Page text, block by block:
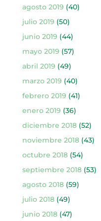
agosto 2019 (40)
julio 2019 (50)
junio 2019 (44)
mayo 2019 (57)
abril 2019 (49)
marzo 2019 (40)
febrero 2019 (41)
enero 2019 (36)
diciembre 2018(52)
noviembre 2018(43)
octubre 2018(54)
septiembre 2018(53)
agosto 2018(59)
julio 2018(49)
junio 2018(47)